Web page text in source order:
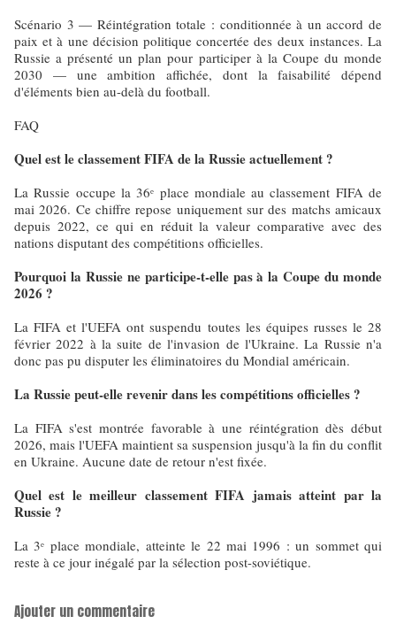
Scénario 3 — Réintégration totale : conditionnée à un accord de
paix et à une décision politique concertée des deux instances. La
Russie a présenté un plan pour participer à la Coupe du monde
2030 — une ambition affichée, dont la faisabilité dépend
d'éléments bien au-delà du football.
FAQ
Quel est le classement FIFA de la Russie actuellement ?
La Russie occupe la 36ᵉ place mondiale au classement FIFA de
mai 2026. Ce chiffre repose uniquement sur des matchs amicaux
depuis 2022, ce qui en réduit la valeur comparative avec des
nations disputant des compétitions officielles.
Pourquoi la Russie ne participe-t-elle pas à la Coupe du monde
2026 ?
La FIFA et l'UEFA ont suspendu toutes les équipes russes le 28
février 2022 à la suite de l'invasion de l'Ukraine. La Russie n'a
donc pas pu disputer les éliminatoires du Mondial américain.
La Russie peut-elle revenir dans les compétitions officielles ?
La FIFA s'est montrée favorable à une réintégration dès début
2026, mais l'UEFA maintient sa suspension jusqu'à la fin du conflit
en Ukraine. Aucune date de retour n'est fixée.
Quel est le meilleur classement FIFA jamais atteint par la
Russie ?
La 3ᵉ place mondiale, atteinte le 22 mai 1996 : un sommet qui
reste à ce jour inégalé par la sélection post-soviétique.
Ajouter un commentaire